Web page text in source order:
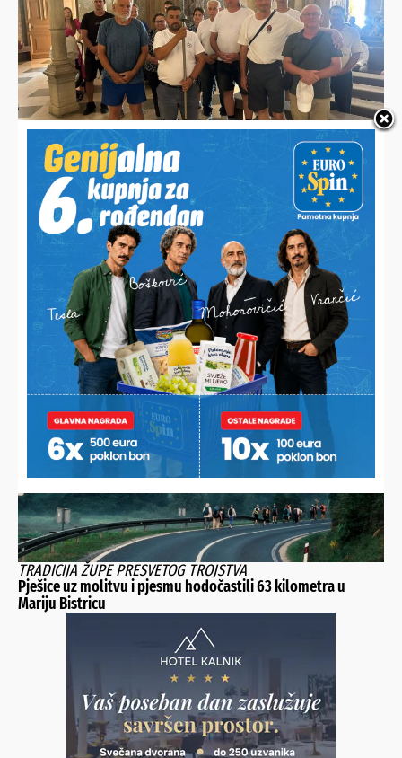
TRADICIONALNO HODOČAŠĆE
Uz molitvu i pjesmu pješačili više od 80 kilometara i tražili
utjehu i zagovor Majke svih vjernika
TRI JUBILEJA MONSINJORA DARIJA PAVIŠE
U rodnoj župi proslavio 40. rođendan, 15 godina svećeništva
i desetljeće diplomatske službe pri Svetoj Stolici
TRADICIJA ŽUPE PRESVETOG TROJSTVA
Pješice uz molitvu i pjesmu hodočastili 63 kilometra u
Mariju Bistricu